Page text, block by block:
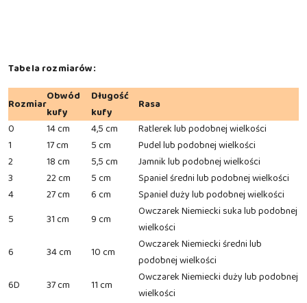
Tabela rozmiarów:
Rozmiar
Obwód
kufy
Długość
kufy
Rasa
0
14 cm 4,5 cm
Ratlerek lub podobnej wielkości
1
17 cm 5 cm
Pudel lub podobnej wielkości
2
18 cm 5,5 cm
Jamnik lub podobnej wielkości
3
22 cm 5 cm
Spaniel średni lub podobnej wielkości
4
27 cm 6 cm
Spaniel duży lub podobnej wielkości
5
31 cm 9 cm
Owczarek Niemiecki suka lub podobnej
wielkości
6
34 cm 10 cm
Owczarek Niemiecki średni lub
podobnej wielkości
6D
37 cm 11 cm
Owczarek Niemiecki duży lub podobnej
wielkości